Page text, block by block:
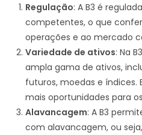
Regulação: A B3 é
competentes, o que
operações e ao mercado
Variedade de ativos: Na
ampla gama de ativos,
futuros, moedas e índices.
mais oportunidades para
Alavancagem: A B3
com alavancagem, ou